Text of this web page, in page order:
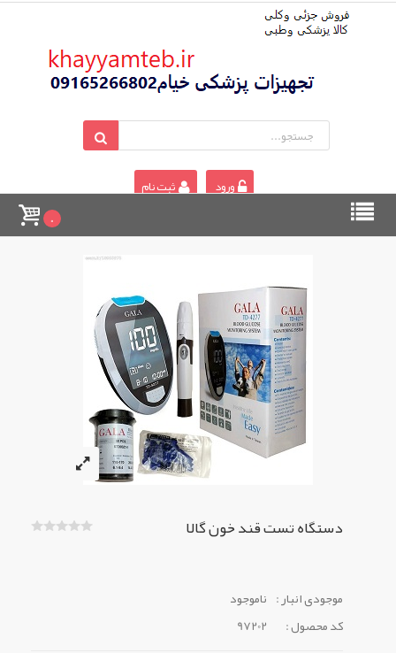
ورود ثبت نام
0
دستگاه تست قند خون گالا
موجودی انبار : ناموجود
کد محصول :
97202